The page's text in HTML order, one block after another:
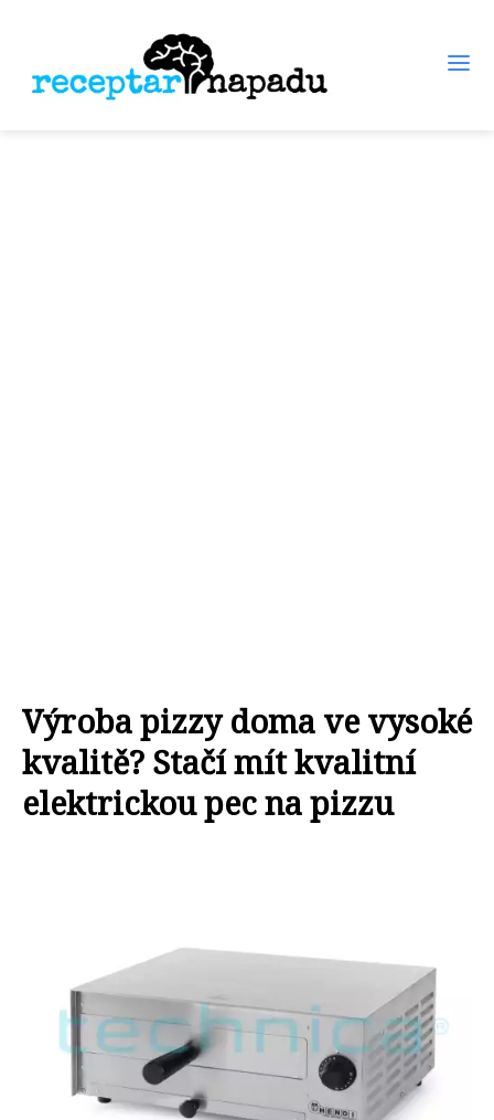
Výroba pizzy doma ve vysoké
kvalitě? Stačí mít kvalitní
elektrickou pec na pizzu